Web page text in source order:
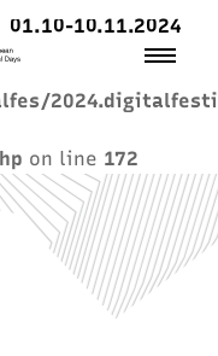
on value of
on line 172
01.10-10.11.2024